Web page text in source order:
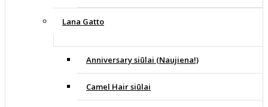
Lana Gatto
Anniversary siūlai (Naujiena!)
Camel Hair siūlai